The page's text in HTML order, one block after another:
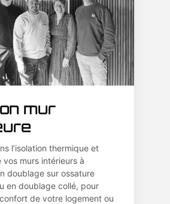
mur
l’isolation thermique et
vos murs intérieurs à
doublage sur ossature
en doublage collé, pour
de votre logement ou